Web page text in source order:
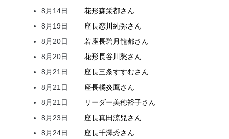
8月14日
花形森栄都さん
8月19日
座長恋川純弥さん
8月20日
若座長碧月龍都さん
8月20日
花形長谷川愁さん
8月21日
座長三条すすむさん
8月21日
座長橘炎鷹さん
8月21日
リーダー美穂裕子さん
8月23日
座長真田涼兒さん
8月24日
座長千澤秀さん